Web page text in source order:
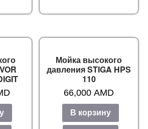
Мойка высокого
давления STIGA HPS
110
66,000AMD
В корзину